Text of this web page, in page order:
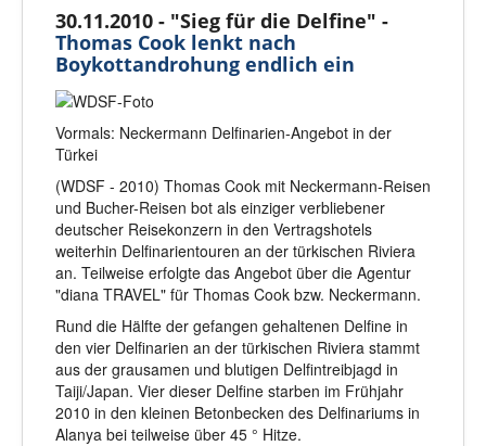
30.11.2010 - "Sieg für die Delfine" -
Thomas Cook lenkt nach
Boykottandrohung endlich ein
Vormals: Neckermann Delfinarien-Angebot in der
Türkei
(WDSF - 2010) Thomas Cook mit Neckermann-Reisen
und Bucher-Reisen bot als einziger verbliebener
deutscher Reisekonzern in den Vertragshotels
weiterhin Delfinarientouren an der türkischen Riviera
an. Teilweise erfolgte das Angebot über die Agentur
"diana TRAVEL" für Thomas Cook bzw. Neckermann.
Rund die Hälfte der gefangen gehaltenen Delfine in
den vier Delfinarien an der türkischen Riviera stammt
aus der grausamen und blutigen Delfintreibjagd in
Taiji/Japan. Vier dieser Delfine starben im Frühjahr
2010 in den kleinen Betonbecken des Delfinariums in
Alanya bei teilweise über 45 ° Hitze.